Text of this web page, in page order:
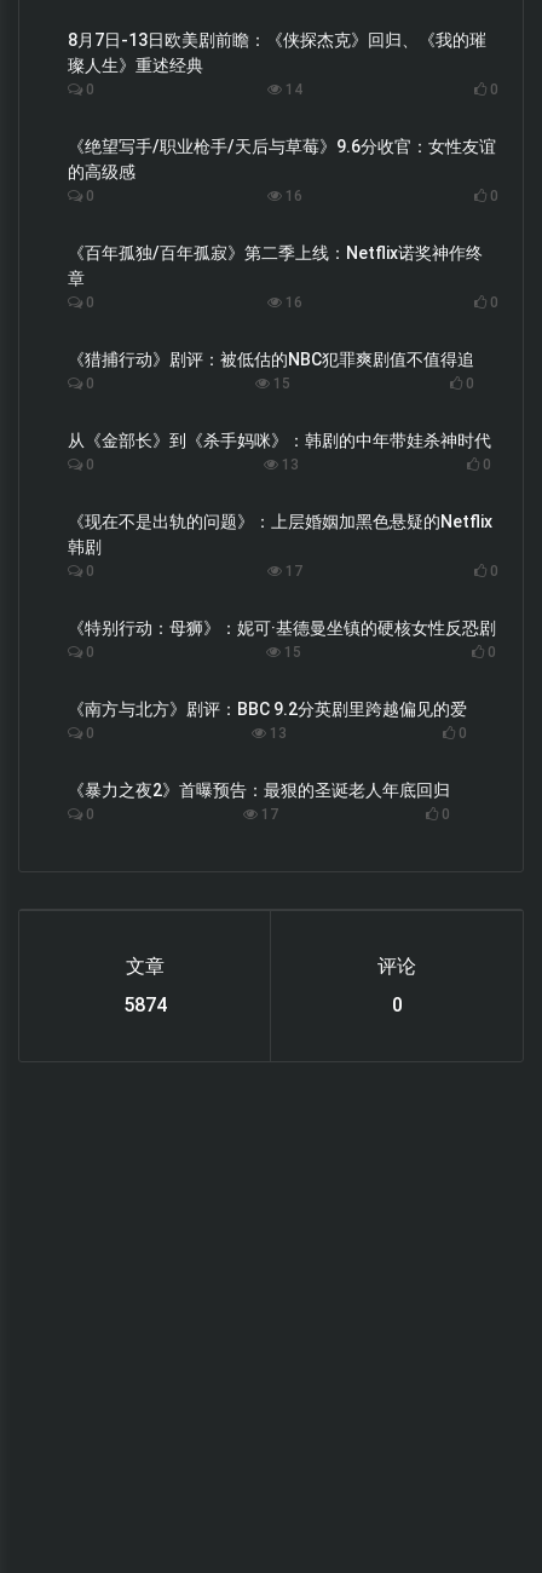
8月7日-13日欧美剧前瞻：《侠探杰克》回归、《我的璀
璨人生》重述经典
0 14 0
《绝望写手/职业枪手/天后与草莓》9.6分收官：女性友谊
的高级感
0 16 0
《百年孤独/百年孤寂》第二季上线：Netflix诺奖神作终
章
0 16 0
《猎捕行动》剧评：被低估的NBC犯罪爽剧值不值得追
0 15 0
从《金部长》到《杀手妈咪》：韩剧的中年带娃杀神时代
0 13 0
《现在不是出轨的问题》：上层婚姻加黑色悬疑的Netflix
韩剧
0 17 0
《特别行动：母狮》：妮可·基德曼坐镇的硬核女性反恐剧
0 15 0
《南方与北方》剧评：BBC 9.2分英剧里跨越偏见的爱
0 13 0
《暴力之夜2》首曝预告：最狠的圣诞老人年底回归
0 17 0
文章
6119
评论
0